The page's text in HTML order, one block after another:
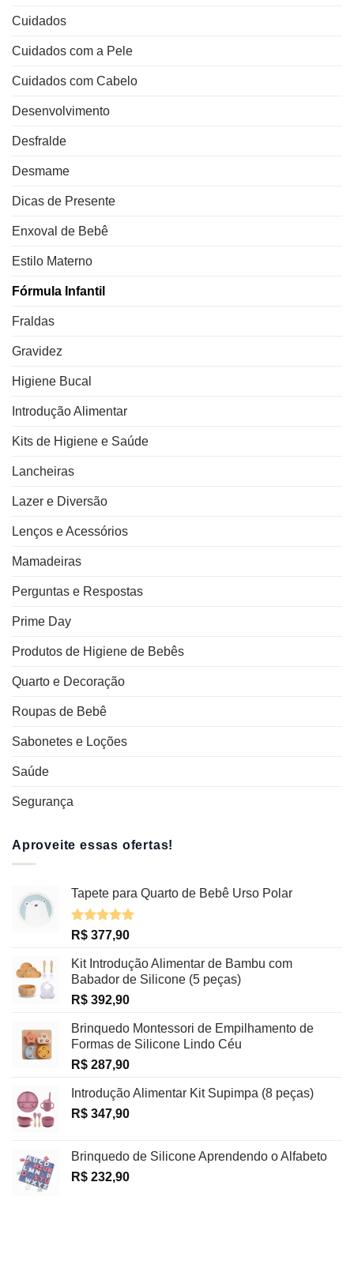
Cuidados
Cuidados com a Pele
Cuidados com Cabelo
Desenvolvimento
Desfralde
Desmame
Dicas de Presente
Enxoval de Bebê
Estilo Materno
Fórmula Infantil
Fraldas
Gravidez
Higiene Bucal
Introdução Alimentar
Kits de Higiene e Saúde
Lancheiras
Lazer e Diversão
Lenços e Acessórios
Mamadeiras
Perguntas e Respostas
Prime Day
Produtos de Higiene de Bebês
Quarto e Decoração
Roupas de Bebê
Sabonetes e Loções
Saúde
Segurança
Aproveite essas ofertas!
Tapete para Quarto de Bebê Urso Polar
Avaliação
R$ 377,90
Kit Introdução Alimentar de Bambu com
Babador de Silicone (5 peças)
R$ 392,90
Brinquedo Montessori de Empilhamento de
Formas de Silicone Lindo Céu
R$ 287,90
Introdução Alimentar Kit Supimpa (8 peças)
R$ 347,90
Brinquedo de Silicone Aprendendo o Alfabeto
R$ 232,90